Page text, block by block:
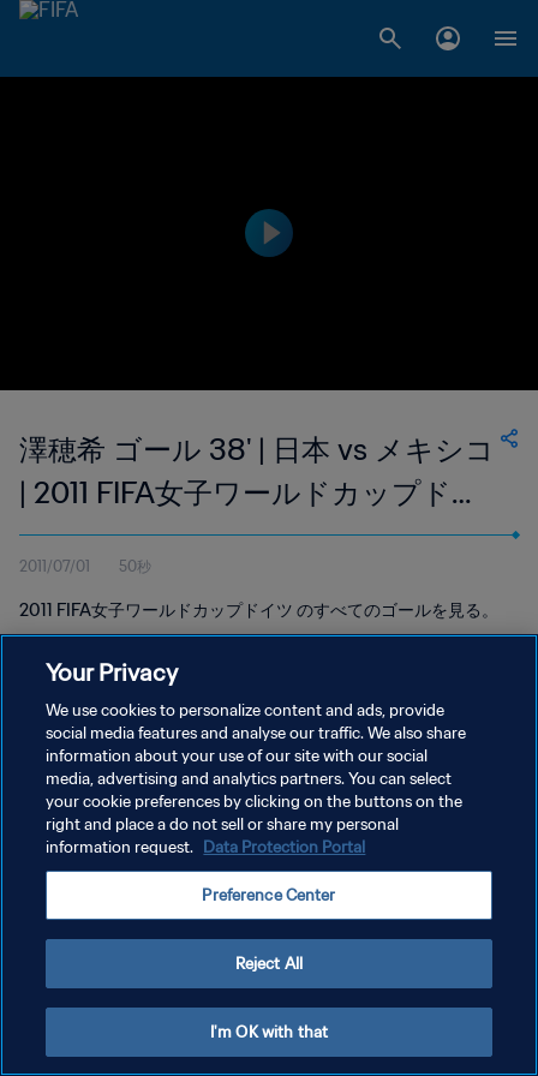
澤穂希 ゴール 38' | 日本 vs メキシコ
| 2011 FIFA女子ワールドカップドイ
ツ
2011/07/01 50秒
2011 FIFA女子ワールドカップドイツ のすべてのゴールを見る。
プライバシーポリシー
サービス利用規約
クッキー設定の管理
Your Privacy
We use cookies to personalize content and ads, provide
social media features and analyse our traffic. We also share
information about your use of our site with our social
media, advertising and analytics partners. You can select
your cookie preferences by clicking on the buttons on the
right and place a do not sell or share my personal
information request. Data Protection Portal
Preference Center
Reject All
I'm OK with that